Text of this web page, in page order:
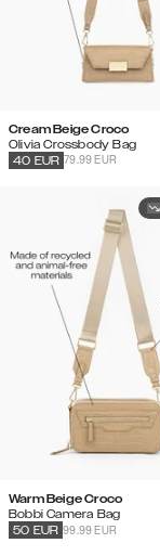
Cream Beige Croco
Olivia Crossbody Bag
79.99 EUR
40 EUR
Warm Beige Croco
Bobbi Camera Bag
99.99 EUR
50 EUR